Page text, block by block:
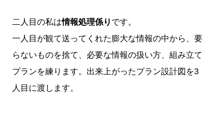
二人目の私は情報処理係り です。
一人目が観て送ってくれた膨大な情報の中から、要
らないものを捨て、必要な情報の扱い方、組み立て
プランを練ります。出来上がったプラン設計図を3
人目に渡します。